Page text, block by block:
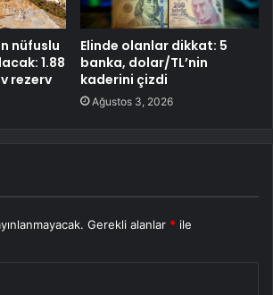
nüfuslu
1.88
rezerv
Elinde olanlar dikkat: 5
banka, dolar/TL’nin
kaderini çizdi
Ağustos 3, 2026
Gerekli alanlar * ile